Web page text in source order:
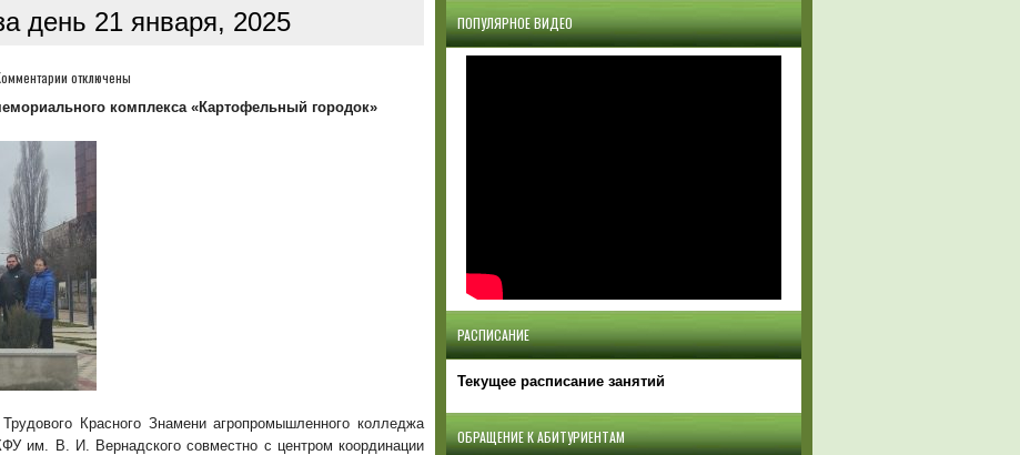
день 21 января, 2025
котключены
комплекса «Картофельный городок»
Красного Знамени агропромышленного колледжа
им. В. И. Вернадского совместно с центром координации
ПОПУЛЯРНОЕ ВИДЕО
РАСПИСАНИЕ
Текущее расписание занятий
ОБРАЩЕНИЕ К АБИТУРИЕНТАМ